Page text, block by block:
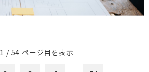
1 / 54 ページ目を表示